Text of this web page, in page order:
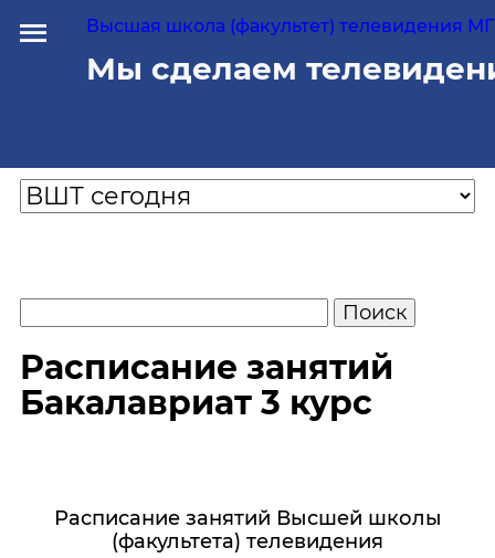
Высшая школа (факультет) телевидения
Мы сделаем
Расписание занятий
Бакалавриат 3 курс
Расписание занятий Высшей школы
(факультета) телевидения